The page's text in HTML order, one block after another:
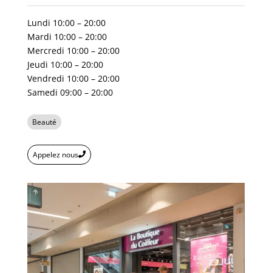
Lundi 10:00 – 20:00
Mardi 10:00 – 20:00
Mercredi 10:00 – 20:00
Jeudi 10:00 – 20:00
Vendredi 10:00 – 20:00
Samedi 09:00 – 20:00
Beauté
Appelez nous